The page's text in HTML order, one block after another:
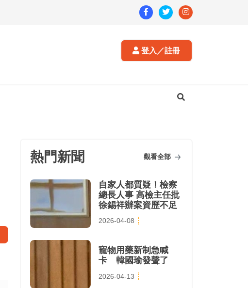
登入／註冊
熱門新聞 觀看全部
自家人都質疑！檢察
總長人事 高檢主任批
徐錫祥辦案資歷不足
2026-04-08
寵物用藥新制急喊
卡 韓國瑜發聲了
2026-04-13